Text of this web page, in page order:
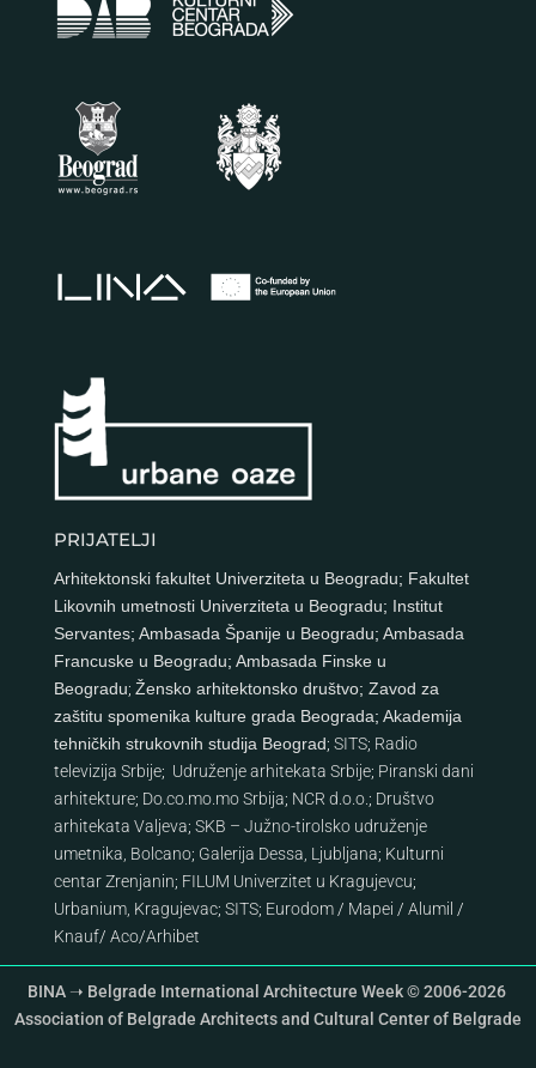
PRIJATELJI
Arhitektonski fakultet Univerziteta u Beogradu; Fakultet
Likovnih umetnosti Univerziteta u Beogradu; Institut
Servantes; Ambasada Španije u Beogradu; Ambasada
Francuske u Beogradu; Ambasada Finske u
Beogradu; Žensko arhitektonsko društvo; Zavod za
zaštitu spomenika kulture grada Beograda; Akademija
tehničkih strukovnih studija Beograd; SITS; Radio
televizija Srbije; Udruženje arhitekata Srbije; Piranski dani
arhitekture; Do.co.mo.mo Srbija; NCR d.o.o.; Društvo
arhitekata Valjeva; SKB – Južno-tirolsko udruženje
umetnika, Bolcano; Galerija Dessa, Ljubljana; Kulturni
centar Zrenjanin; FILUM Univerzitet u Kragujevcu;
Urbanium, Kragujevac; SITS; Eurodom/ Mapei / Alumil /
Knauf/ Aco/Arhibet
BINA ➝ Belgrade International Architecture Week © 2006-2026
Association of Belgrade Architects and Cultural Center of Belgrade